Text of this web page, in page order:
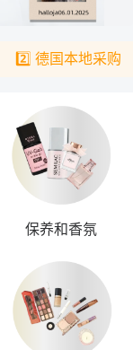
保养和香氛